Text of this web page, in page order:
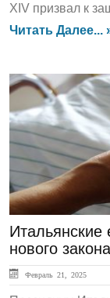
XIV призвал к
Читать Далее...
ЛЕНТА
Итальянские
нового
Февраль 21, 2025